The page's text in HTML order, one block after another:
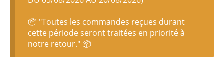
📦 "Toutes les commandes reçues durant
cette période seront traitées en priorité à
notre retour." 📦